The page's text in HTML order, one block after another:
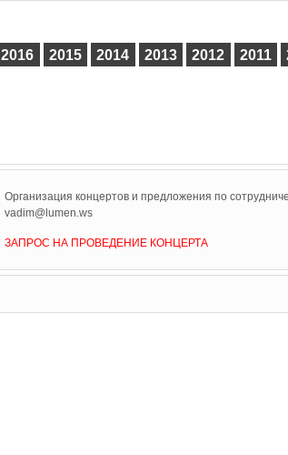
2016 2015 2014 2013 2012 2011
Организация концертов и предложения по
vadim@lumen.ws
ЗАПРОС НА ПРОВЕДЕНИЕ КОНЦЕРТА